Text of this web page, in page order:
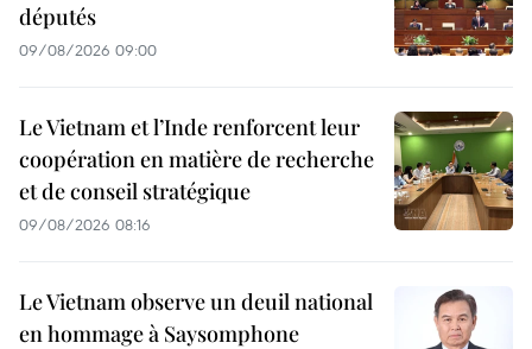
députés
09/08/2026 09:00
Le Vietnam et l’Inde renforcent leur
coopération en matière de recherche
et de conseil stratégique
09/08/2026 08:16
Le Vietnam observe un deuil national
en hommage à Saysomphone